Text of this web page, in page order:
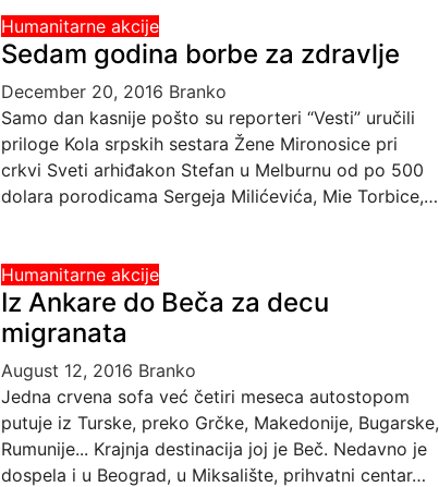
Humanitarne akcije
Sedam godina borbe za zdravlje
December 20, 2016 Branko
Samo dan kasnije pošto su reporteri “Vesti” uručili
priloge Kola srpskih sestara Žene Mironosice pri
crkvi Sveti arhiđakon Stefan u Melburnu od po 500
dolara porodicama Sergeja Milićevića, Mie Torbice,…
Humanitarne akcije
Iz Ankare do Beča za decu
migranata
August 12, 2016 Branko
Jedna crvena sofa već četiri meseca autostopom
putuje iz Turske, preko Grčke, Makedonije, Bugarske,
Rumunije... Krajnja destinacija joj je Beč. Nedavno je
dospela i u Beograd, u Miksalište, prihvatni centar…